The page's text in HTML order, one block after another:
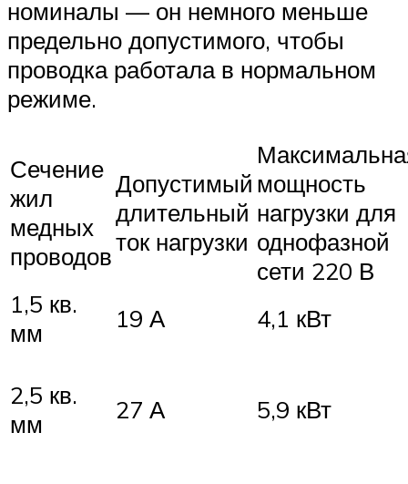
номиналы — он немного меньше
предельно допустимого, чтобы
проводка работала в нормальном
режиме.
Сечение
жил
медных
проводов
Допустимый
длительный
ток нагрузки
мощность
нагрузки для
однофазной
сети 220 В
1,5 кв.
мм
19 А 4,1 кВт
2,5 кв.
мм
27 А 5,9 кВт